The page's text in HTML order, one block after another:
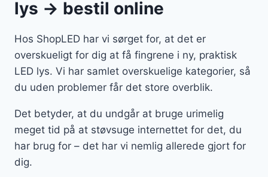
lys → bestil online
Hos ShopLED har vi sørget for, at det er
overskueligt for dig at få fingrene i ny, praktisk
LED lys. Vi har samlet overskuelige kategorier, så
du uden problemer får det store overblik.
Det betyder, at du undgår at bruge urimelig
meget tid på at støvsuge internettet for det, du
har brug for – det har vi nemlig allerede gjort for
dig.